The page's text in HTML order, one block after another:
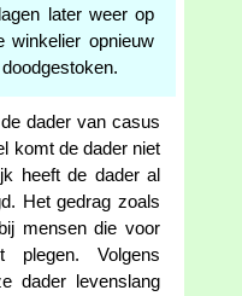
later weer op
winkelier opnieuw
dader van casus
komt de dader niet
heeft de dader al
Het gedrag zoals
mensen die voor
plegen. Volgens
dader levenslang